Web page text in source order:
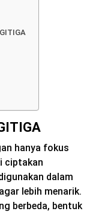
hanya fokus
ciptakan
dalam
lebih menarik.
berbeda, bentuk